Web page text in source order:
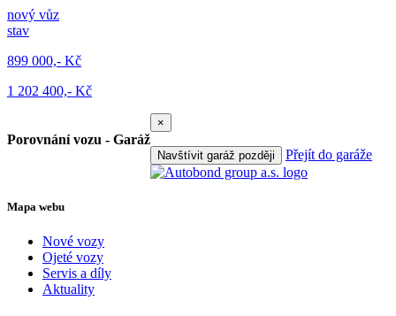
nový vůz
stav
899 000,- Kč
1 202 400,- Kč
Porovnání vozu - Garáž
×
Navštívit garáž později Přejít do garáže
Mapa webu
Nové vozy
Ojeté vozy
Servis a díly
Aktuality